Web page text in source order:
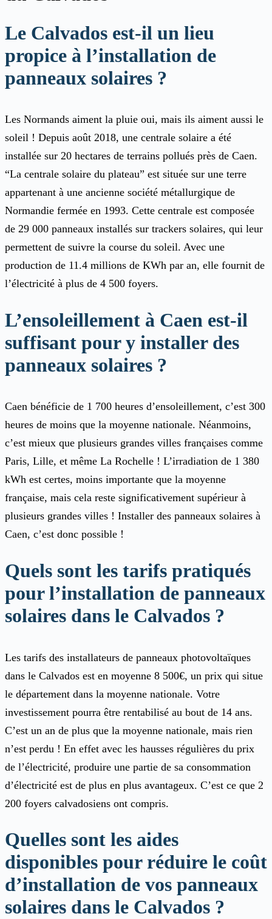
Le Calvados est-il un lieu
propice à l’installation de
panneaux solaires ?
Les Normands aiment la pluie oui, mais ils aiment aussi le
soleil ! Depuis août 2018, une centrale solaire a été
installée sur 20 hectares de terrains pollués près de Caen.
“La centrale solaire du plateau” est située sur une terre
appartenant à une ancienne société métallurgique de
Normandie fermée en 1993. Cette centrale est composée
de 29 000 panneaux installés sur trackers solaires, qui leur
permettent de suivre la course du soleil. Avec une
production de 11.4 millions de KWh par an, elle fournit de
l’électricité à plus de 4 500 foyers.
L’ensoleillement à Caen est-il
suffisant pour y installer des
panneaux solaires ?
Caen bénéficie de 1 700 heures d’ensoleillement, c’est 300
heures de moins que la moyenne nationale. Néanmoins,
c’est mieux que plusieurs grandes villes françaises comme
Paris, Lille, et même La Rochelle ! L’irradiation de 1 380
kWh est certes, moins importante que la moyenne
française, mais cela reste significativement supérieur à
plusieurs grandes villes ! Installer des panneaux solaires à
Caen, c’est donc possible !
Quels sont les tarifs pratiqués
pour l’installation de panneaux
solaires dans le Calvados ?
Les tarifs des installateurs de panneaux photovoltaïques
dans le Calvados est en moyenne 8 500€, un prix qui situe
le département dans la moyenne nationale. Votre
investissement pourra être rentabilisé au bout de 14 ans.
C’est un an de plus que la moyenne nationale, mais rien
n’est perdu ! En effet avec les hausses régulières du prix
de l’électricité, produire une partie de sa consommation
d’électricité est de plus en plus avantageux. C’est ce que 2
200 foyers calvadosiens ont compris.
Quelles sont les aides
disponibles pour réduire le coût
d’installation de vos panneaux
solaires dans le Calvados ?